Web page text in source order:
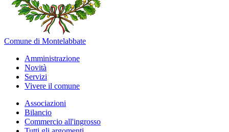
Comune di Montelabbate
Amministrazione
Novità
Servizi
Vivere il comune
Associazioni
Bilancio
Commercio all'ingrosso